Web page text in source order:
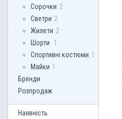
Сорочки 2
Светри 2
Жилети 2
Шорти
1
Спортивні костюми 1
Майки 1
Бренди
Розпродаж
Наявність